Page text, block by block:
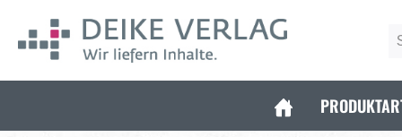
Hauptinhalt springen
Zur Suche springen
Zur Hauptnavigation springen